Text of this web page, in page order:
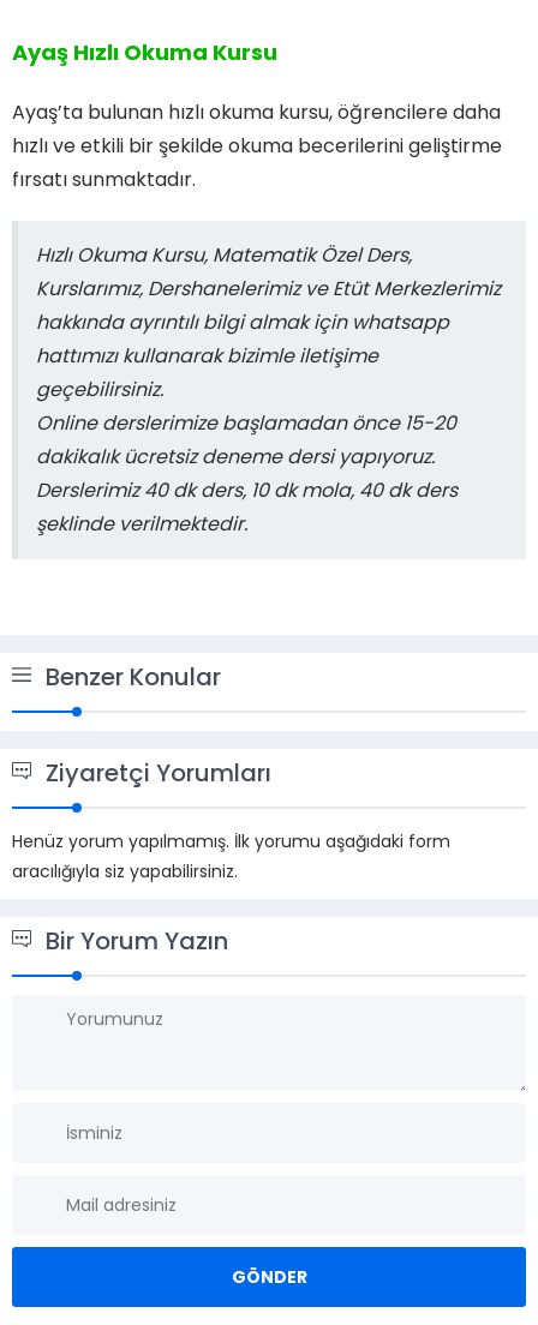
Ayaş Hızlı Okuma Kursu
Ayaş’ta bulunan hızlı okuma kursu, öğrencilere daha
hızlı ve etkili bir şekilde okuma becerilerini geliştirme
fırsatı sunmaktadır.
Hızlı Okuma Kursu, Matematik Özel Ders,
Kurslarımız, Dershanelerimiz ve Etüt Merkezlerimiz
hakkında ayrıntılı bilgi almak için whatsapp
hattımızı kullanarak bizimle iletişime
geçebilirsiniz.
Online derslerimize başlamadan önce 15-20
dakikalık ücretsiz deneme dersi yapıyoruz.
Derslerimiz 40 dk ders, 10 dk mola, 40 dk ders
şeklinde verilmektedir.
Benzer Konular
Ziyaretçi Yorumları
Henüz yorum yapılmamış. İlk yorumu aşağıdaki form
aracılığıyla siz yapabilirsiniz.
Bir Yorum Yazın